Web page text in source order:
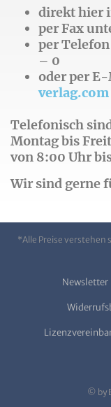
direkt hier
per Fax
per
– 0
oder per
verlag.com
Telefonisch
Montag bis
von 8:00 Uhr
Wir sind gerne
*Alle Preise verstehen
Newsletter
© by